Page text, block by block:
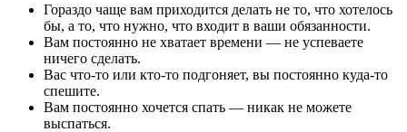
Гораздо чаще вам приходится делать не то, что хотелось
бы, а то, что нужно, что входит в ваши обязанности.
Вам постоянно не хватает времени — не успеваете
ничего сделать.
Вас что-то или кто-то подгоняет, вы постоянно куда-то
спешите.
Вам постоянно хочется спать — никак не можете
выспаться.